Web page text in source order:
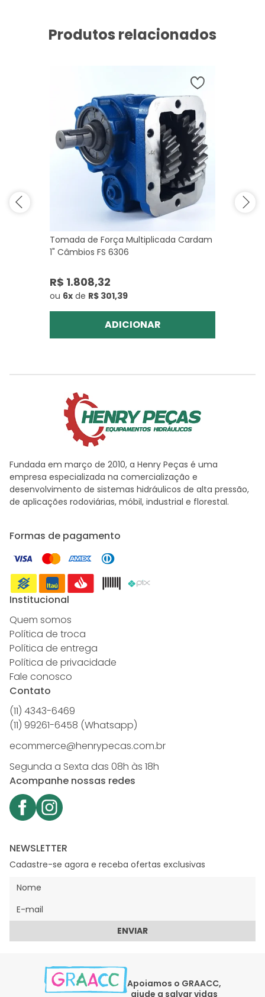
Produtos relacionados
Tomada de Força Multiplicada Cardam
1" Câmbios FS 6306
R$ 1.808,32
ou 6x de R$ 301,39
ADICIONAR
Fundada em março de 2010, a Henry Peças é uma
empresa especializada na comercialização e
desenvolvimento de sistemas hidráulicos de alta pressão,
de aplicações rodoviárias, móbil, industrial e florestal.
Formas de pagamento
Institucional
Quem somos
Política de troca
Política de entrega
Política de privacidade
Fale conosco
Contato
(11) 4343-6469
(11) 99261-6458 (Whatsapp)
ecommerce@henrypecas.com.br
Segunda a Sexta das 08h às 18h
Acompanhe nossas redes
NEWSLETTER
Cadastre-se agora e receba ofertas exclusivas
ENVIAR
Apoiamos o GRAACC,
ajude a salvar vidas